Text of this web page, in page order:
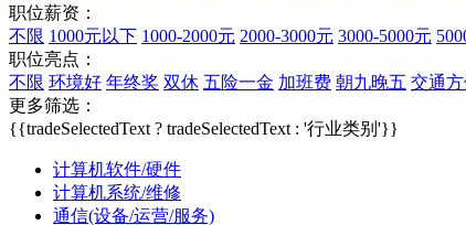
职位薪资：
不限 1000元以下 1000-2000元 2000-3000元 3000-5000元
职位亮点：
不限 环境好 年终奖 双休 五险一金 加班费 朝九晚五 交通
更多筛选：
{{tradeSelectedText ? tradeSelectedText : '行业类别'}}
计算机软件/硬件
计算机系统/维修
通信(设备/运营/服务)